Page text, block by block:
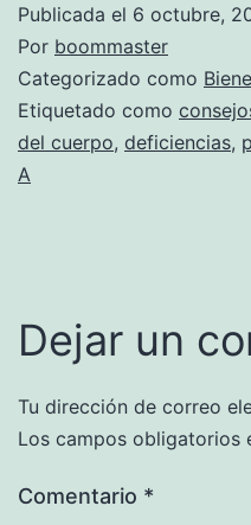
Publicada el 6 octubre,
Por boommaster
Categorizado como
Etiquetado como
del cuerpo, deficiencias,
A
Dejar un
Tu dirección de correo
Los campos obligatorios
Comentario *